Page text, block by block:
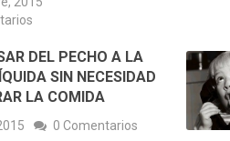
DEL PECHO A LA
SIN NECESIDAD
LA COMIDA
0 Comentarios